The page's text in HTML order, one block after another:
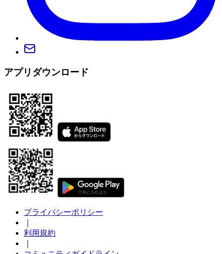
アプリダウンロード
プライバシーポリシー
利用規約